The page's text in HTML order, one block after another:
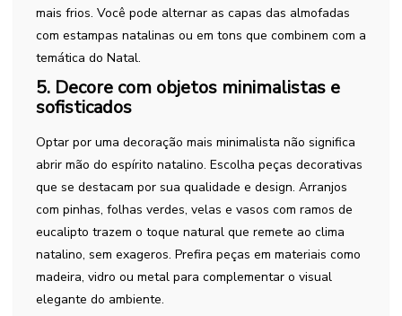
mais frios. Você pode alternar as capas das almofadas
com estampas natalinas ou em tons que combinem com a
temática do Natal.
5. Decore com objetos minimalistas e
sofisticados
Optar por uma decoração mais minimalista não significa
abrir mão do espírito natalino. Escolha peças decorativas
que se destacam por sua qualidade e design. Arranjos
com pinhas, folhas verdes, velas e vasos com ramos de
eucalipto trazem o toque natural que remete ao clima
natalino, sem exageros. Prefira peças em materiais como
madeira, vidro ou metal para complementar o visual
elegante do ambiente.